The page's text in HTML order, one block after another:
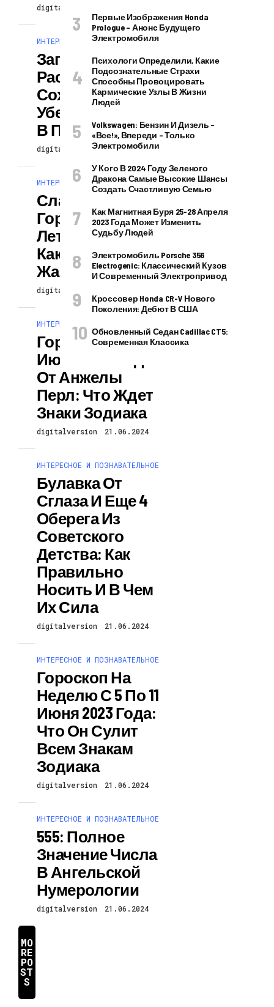
digitalversion
ИНТЕРЕСНОЕ И ПОЗНАВАТЕЛЬНОЕ
Заговоры От
Расставания, Как
Сохранить И
Уберечь Любовь
В Паре
digitalversion 22.06.2024
ИНТЕРЕСНОЕ И ПОЗНАВАТЕЛЬНОЕ
Славянский
Гороскоп На
Лето 2023 Года:
Какой Будет
Жаркая Пора
digitalversion
ИНТЕРЕСНОЕ И ПОЗНАВАТЕЛЬНОЕ
Гороскоп На
Июнь 2023 Года
От Анжелы
Перл: Что Ждет
Знаки Зодиака
digitalversion 21.06.2024
ИНТЕРЕСНОЕ И ПОЗНАВАТЕЛЬНОЕ
Булавка От
Сглаза И Еще 4
Оберега Из
Советского
Детства: Как
Правильно
Носить И В Чем
Их Сила
digitalversion 21.06.2024
ИНТЕРЕСНОЕ И ПОЗНАВАТЕЛЬНОЕ
Гороскоп На
Неделю С 5 По 11
Июня 2023 Года:
Что Он Сулит
Всем Знакам
Зодиака
digitalversion 21.06.2024
ИНТЕРЕСНОЕ И ПОЗНАВАТЕЛЬНОЕ
555: Полное
Значение Числа
В Ангельской
Нумерологии
digitalversion 21.06.2024
MO
RE
PO
ST
S
Первые Изображения Honda
Prologue – Анонс Будущего
Электромобиля
Психологи Определили, Какие
Подсознательные Страхи
Способны Провоцировать
Кармические Узлы В Жизни
Людей
Volkswagen: Бензин И Дизель –
«все!», Впереди – Только
Электромобили
У Кого В 2024 Году Зеленого
Дракона Самые Высокие Шансы
Создать Счастливую Семью
Как Магнитная Буря 25-28 Апреля
2023 Года Может Изменить
Судьбу Людей
Электромобиль Porsche 356
Electrogenic: Классический Кузов
И Современный Электропривод
Кроссовер Honda CR-V Нового
Поколения: Дебют В США
Обновленный Седан Cadillac CT5:
Современная Классика